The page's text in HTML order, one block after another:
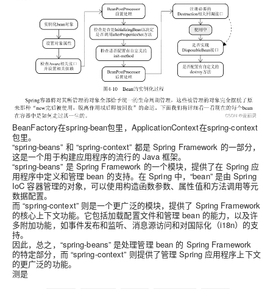
BeanFactory在spring-bean包里，ApplicationContext在spring-context
包里。
“spring-beans” 和 “spring-context” 都是 Spring Framework 的一部分，
这是一个用于构建应用程序的流行的 Java 框架。
“spring-beans” 是 Spring Framework 的一个模块，提供了在 Spring 应
用程序中定义和管理 bean 的支持。在 Spring 中，“bean” 是由 Spring
IoC 容器管理的对象，可以使用构造函数参数、属性值和方法调用等元
数据配置。
而 “spring-context” 则是一个更广泛的模块，提供了 Spring Framework
的核心上下文功能。它包括加载配置文件和管理 bean 的能力，以及许
多附加功能，如事件发布和监听、消息源访问和对国际化（i18n）的支
持。
因此，总之，“spring-beans” 是处理管理 bean 的 Spring Framework
的特定部分，而 “spring-context” 则提供了管理 Spring 应用程序上下文
的更广泛的功能。
测是